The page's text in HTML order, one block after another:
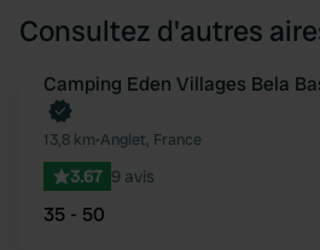
Consultez d'autres
Reserve maintenant
Camping Eden Villages Bela
13,8 km•Anglet, France
3.67 9 avis
35 - 50